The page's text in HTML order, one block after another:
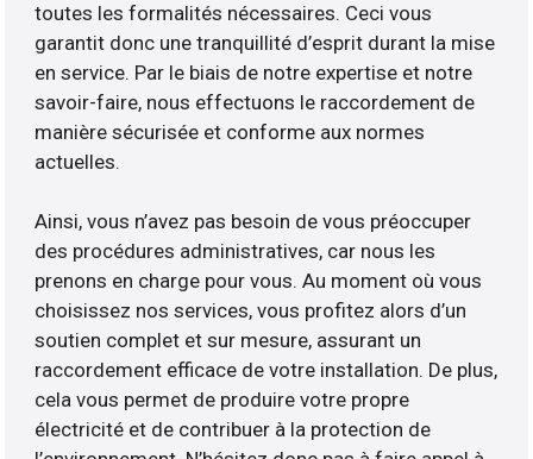
toutes les formalités nécessaires. Ceci vous
garantit donc une tranquillité d’esprit durant la mise
en service. Par le biais de notre expertise et notre
savoir-faire, nous effectuons le raccordement de
manière sécurisée et conforme aux normes
actuelles.
Ainsi, vous n’avez pas besoin de vous préoccuper
des procédures administratives, car nous les
prenons en charge pour vous. Au moment où vous
choisissez nos services, vous profitez alors d’un
soutien complet et sur mesure, assurant un
raccordement efficace de votre installation. De plus,
cela vous permet de produire votre propre
électricité et de contribuer à la protection de